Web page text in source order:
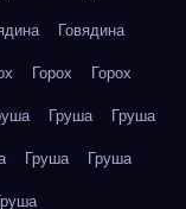
Говядина
Горох
Горох
Груша
Груша
Груша
Груша